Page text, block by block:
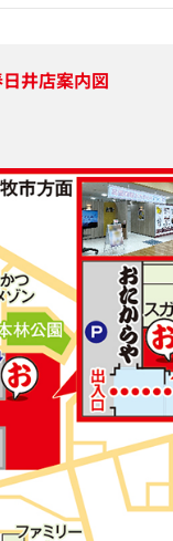
井店案内図